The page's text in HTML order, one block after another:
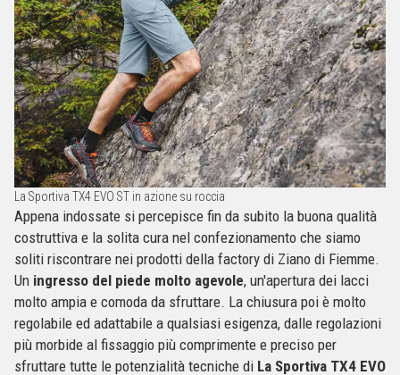
La Sportiva TX4 EVO ST in azione su roccia
Appena indossate si percepisce fin da subito la buona qualità
costruttiva e la solita cura nel confezionamento che siamo
soliti riscontrare nei prodotti della factory di Ziano di Fiemme.
Un ingresso del piede molto agevole, un'apertura dei lacci
molto ampia e comoda da sfruttare. La chiusura poi è molto
regolabile ed adattabile a qualsiasi esigenza, dalle regolazioni
più morbide al fissaggio più comprimente e preciso per
sfruttare tutte le potenzialità tecniche di La Sportiva TX4 EVO